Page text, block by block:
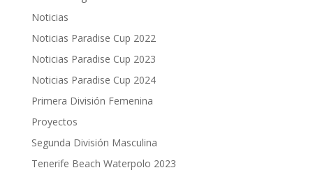
Noticias
Noticias Paradise Cup 2022
Noticias Paradise Cup 2023
Noticias Paradise Cup 2024
Primera División Femenina
Proyectos
Segunda División Masculina
Tenerife Beach Waterpolo 2023